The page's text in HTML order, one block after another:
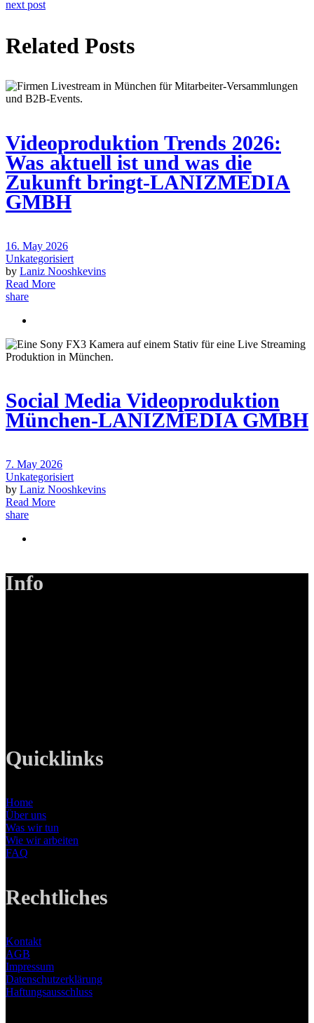
next post
Related Posts
Videoproduktion Trends 2026:
Was aktuell ist und was die
Zukunft bringt-LANIZMEDIA
GMBH
16. May 2026
Unkategorisiert
by Laniz Nooshkevins
Read More
share
Social Media Videoproduktion
München-LANIZMEDIA GMBH
7. May 2026
Unkategorisiert
by Laniz Nooshkevins
Read More
share
Info
Quicklinks
Home
Über uns
Was wir tun
Wie wir arbeiten
FAQ
Rechtliches
Kontakt
AGB
Impressum
Datenschutzerklärung
Haftungsausschluss